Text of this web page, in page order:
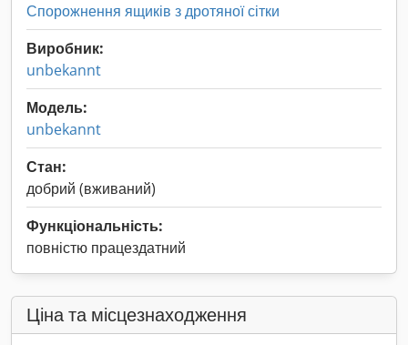
Спорожнення ящиків з дротяної сітки
Виробник:
unbekannt
Модель:
unbekannt
Стан:
добрий (вживаний)
Функціональність:
повністю працездатний
Ціна та місцезнаходження